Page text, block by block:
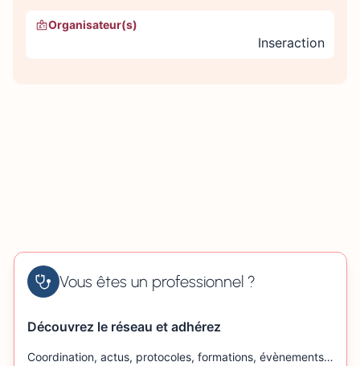
Organisateur(s)
Inseraction
Vous êtes un professionnel ?
Découvrez le réseau et adhérez
Coordination, actus, protocoles, formations, évènements…